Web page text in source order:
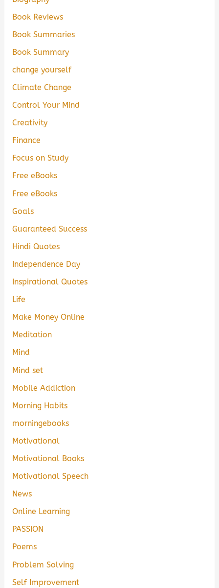
Book Reviews
Book Summaries
Book Summary
change yourself
Climate Change
Control Your Mind
Creativity
Finance
Focus on Study
Free eBooks
Free eBooks
Goals
Guaranteed Success
Hindi Quotes
Independence Day
Inspirational Quotes
Life
Make Money Online
Meditation
Mind
Mind set
Mobile Addiction
Morning Habits
morningebooks
Motivational
Motivational Books
Motivational Speech
News
Online Learning
PASSION
Poems
Problem Solving
Self Improvement